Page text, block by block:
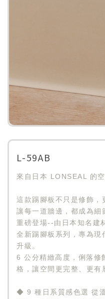
L-59AB
來自日本 LONSEAL 的
這款踢腳板不只是修飾，
讓每一道牆邊，都成為細
重磅登場--由日本知名建
全新踢腳板系列，專為現
升級。
6 公分精緻高度，俐落修
格，讓空間更完整、更有
◆ 9 種日系質感色選 從